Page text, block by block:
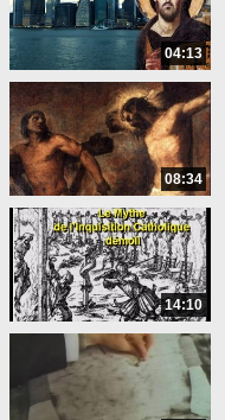
04:13
08:34
14:10